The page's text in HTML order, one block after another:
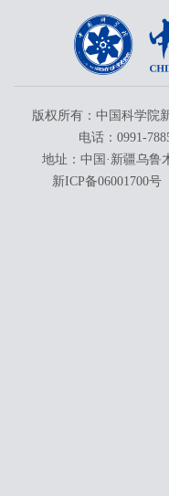
版权所有：中国科学院
电话：0991-
地址：中国·新疆乌鲁
新ICP备06001700